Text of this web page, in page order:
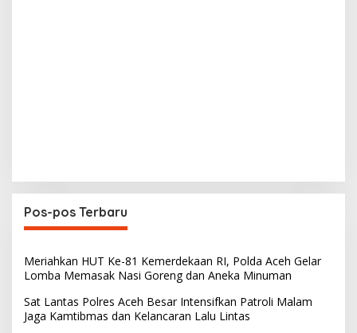
Pos-pos Terbaru
Meriahkan HUT Ke-81 Kemerdekaan RI, Polda Aceh Gelar
Lomba Memasak Nasi Goreng dan Aneka Minuman
Sat Lantas Polres Aceh Besar Intensifkan Patroli Malam
Jaga Kamtibmas dan Kelancaran Lalu Lintas